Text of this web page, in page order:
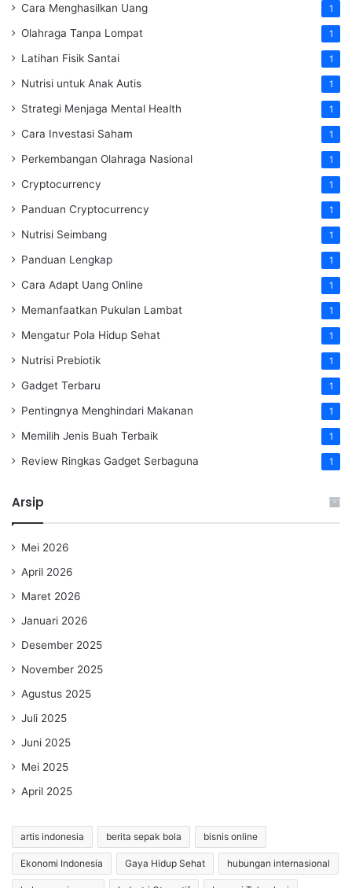
Cara Menghasilkan Uang 1
Olahraga Tanpa Lompat 1
Latihan Fisik Santai 1
Nutrisi untuk Anak Autis 1
Strategi Menjaga Mental Health 1
Cara Investasi Saham 1
Perkembangan Olahraga Nasional 1
Cryptocurrency 1
Panduan Cryptocurrency 1
Nutrisi Seimbang 1
Panduan Lengkap 1
Cara Adapt Uang Online 1
Memanfaatkan Pukulan Lambat 1
Mengatur Pola Hidup Sehat 1
Nutrisi Prebiotik 1
Gadget Terbaru 1
Pentingnya Menghindari Makanan 1
Memilih Jenis Buah Terbaik 1
Review Ringkas Gadget Serbaguna 1
Arsip
Mei 2026
April 2026
Maret 2026
Januari 2026
Desember 2025
November 2025
Agustus 2025
Juli 2025
Juni 2025
Mei 2025
April 2025
artis indonesia berita sepak bola bisnis online
Ekonomi Indonesia Gaya Hidup Sehat hubungan internasional